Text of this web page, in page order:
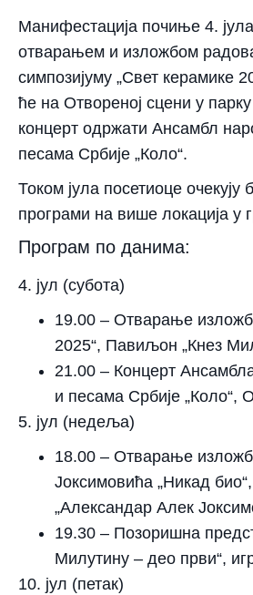
Манифестација почиње 4. јула
отварањем и изложбом
симпозијуму „Свет керамике
ће на Отвореној сцени у
концерт одржати Ансамбл
песама Србије „Коло“.
Током јула посетиоце очекују
програми на више локација у
Програм по данима:
4. јул (субота)
19.00 – Отварање
2025“, Павиљон „Кнез
21.00 – Концерт
и песама Србије „Коло“,
5. јул (недеља)
18.00 – Отварање
Јоксимовића „Никад
„Александар Алек
19.30 – Позоришна
Милутину – део први“,
10. јул (петак)